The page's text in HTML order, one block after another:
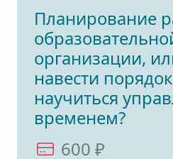
Планирование
организации,
навести
научиться
временем?
600 ₽